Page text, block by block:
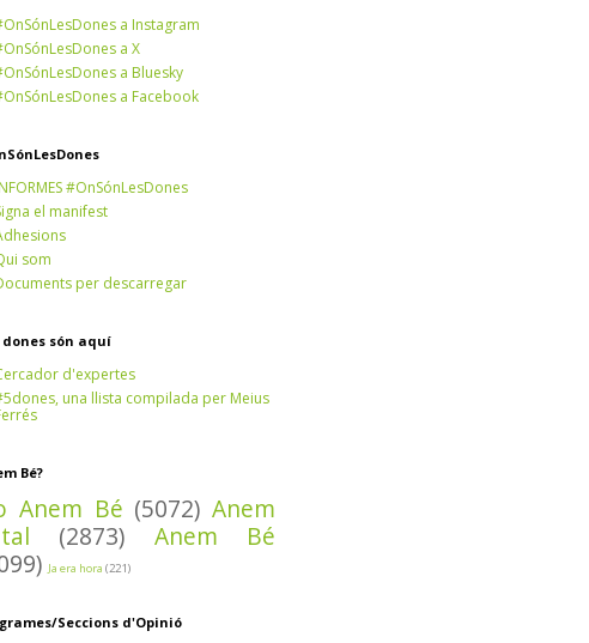
a Instagram
a X
a Bluesky
a Facebook
#OnSónLesDones
el manifest
som
per descarregar
dones són aquí
d'expertes
una llista compilada per Meius
Bé?
Anem Bé (5072) Anem
(2873)
Anem Bé
Ja era hora (221)
Seccions d'Opinió